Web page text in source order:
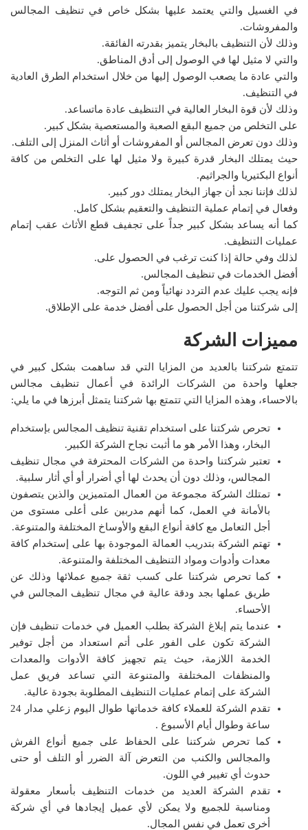
في الغسيل والتي يعتمد عليها بشكل خاص في تنظيف المجالس
والمفروشات.
وذلك لأن التنظيف بالبخار يتميز بقدرته الفائقة.
والتي لا مثيل لها في الوصول إلى أدق المناطق.
والتي عادة ما يصعب الوصول إليها من خلال استخدام الطرق العادية
في التنظيف.
وذلك لأن قوة البخار العالية في التنظيف عادة ماتساعد.
على التخلص من جميع البقع الصعبة والمستعصية بشكل كبير.
وذلك دون تعرض المجالس أو المفروشات أو أثاث المنزل إلى التلف.
حيث يمتلك البخار قدرة كبيرة ولا مثيل لها على التخلص من كافة
أنواع البكتيريا والجراثيم.
لذلك فإننا نجد أن جهاز البخار يمتلك دور كبير.
وفعال في إتمام عملية التنظيف والتعقيم بشكل كامل.
كما أنه يساعد بشكل كبير جداً على تجفيف قطع الأثاث عقب إتمام
عمليات التنظيف.
لذلك وفي حالة إذا كنت ترغب في الحصول على.
أفضل الخدمات في تنظيف المجالس.
فإنه يجب عليك عدم التردد نهائياً ومن ثم التوجه.
إلى شركتنا من أجل الحصول على أفضل خدمة على الإطلاق.
مميزات الشركة
تتمتع شركتنا بالعديد من المزايا التي قد ساهمت بشكل كبير في
جعلها واحدة من الشركات الرائدة في أعمال تنظيف مجالس
بالاحساء، وهذه المزايا التي تتمتع بها شركتنا يتمثل أبرزها في ما يلي:
تحرص شركتنا على استخدام تقنية تنظيف المجالس بإستخدام
البخار، وهذا الأمر هو ما أثبت نجاح الشركة الكبير.
تعتبر شركتنا واحدة من الشركات المحترفة في مجال تنظيف
المجالس، وذلك دون أن يحدث لها أي أضرار أو أي أثار سلبية.
تمتلك الشركة مجموعة من العمال المتميزين والذين يتصفون
بالأمانة في العمل، كما أنهم مدربين على أعلى مستوى من
أجل التعامل مع كافة أنواع البقع والأوساخ المختلفة والمتنوعة.
تهتم الشركة بتدريب العمالة الموجودة بها على إستخدام كافة
معدات وأدوات ومواد التنظيف المختلفة والمتنوعة.
كما تحرص شركتنا على كسب ثقة جميع عملائها وذلك عن
طريق عملها بجد ودقة عالية في مجال تنظيف المجالس في
الأحساء.
عندما يتم إبلاغ الشركة بطلب العميل في خدمات تنظيف فإن
الشركة تكون على الفور على أتم استعداد من أجل توفير
الخدمة اللازمة، حيث يتم تجهيز كافة الأدوات والمعدات
والمنظفات المختلفة والمتنوعة التي تساعد فريق عمل
الشركة على إتمام عمليات التنظيف المطلوبة بجودة عالية.
تقدم الشركة للعملاء كافة خدماتها طوال اليوم زعلي مدار 24
ساعة وطوال أيام الأسبوع .
كما تحرص شركتنا على الحفاظ على جميع أنواع الفرش
والمجالس والكنب من التعرض آلة الضرر أو التلف أو حتى
حدوث أي تغيير في اللون.
تقدم الشركة العديد من خدمات التنظيف بأسعار معقولة
ومناسبة للجميع ولا يمكن لأي عميل إيجادها في أي شركة
أخرى تعمل في نفس المجال.